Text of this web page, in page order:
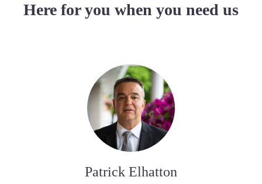
Here for you when you need us
Patrick Elhatton